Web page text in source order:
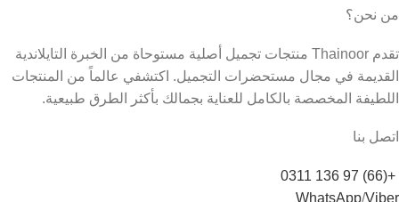
من نحن؟
تقدم Thainoor منتجات تجميل أصلية مستوحاة من الخبرة التايلاندية
القديمة في مجال مستحضرات التجميل. اكتشفي عالماً من المنتجات
اللطيفة المخصصة بالكامل للعناية بجمالك بأكثر الطرق طبيعية.
اتصل بنا
+(66) 97 136 0311
WhatsApp/Viber